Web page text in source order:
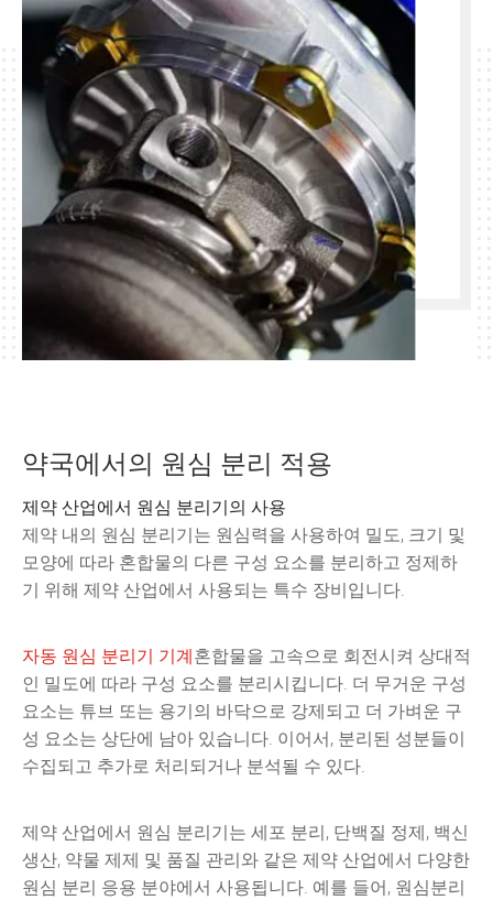
약국에서의 원심 분리 적용
제약 산업에서 원심 분리기의 사용
제약 내의 원심 분리기는 원심력을 사용하여 밀도, 크기 및
모양에 따라 혼합물의 다른 구성 요소를 분리하고 정제하
기 위해 제약 산업에서 사용되는 특수 장비입니다.
자동 원심 분리기 기계 혼합물을 고속으로 회전시켜 상대적
인 밀도에 따라 구성 요소를 분리시킵니다. 더 무거운 구성
요소는 튜브 또는 용기의 바닥으로 강제되고 더 가벼운 구
성 요소는 상단에 남아 있습니다. 이어서, 분리된 성분들이
수집되고 추가로 처리되거나 분석될 수 있다.
제약 산업에서 원심 분리기는 세포 분리, 단백질 정제, 백신
생산, 약물 제제 및 품질 관리와 같은 제약 산업에서 다양한
원심 분리 응용 분야에서 사용됩니다. 예를 들어, 원심분리